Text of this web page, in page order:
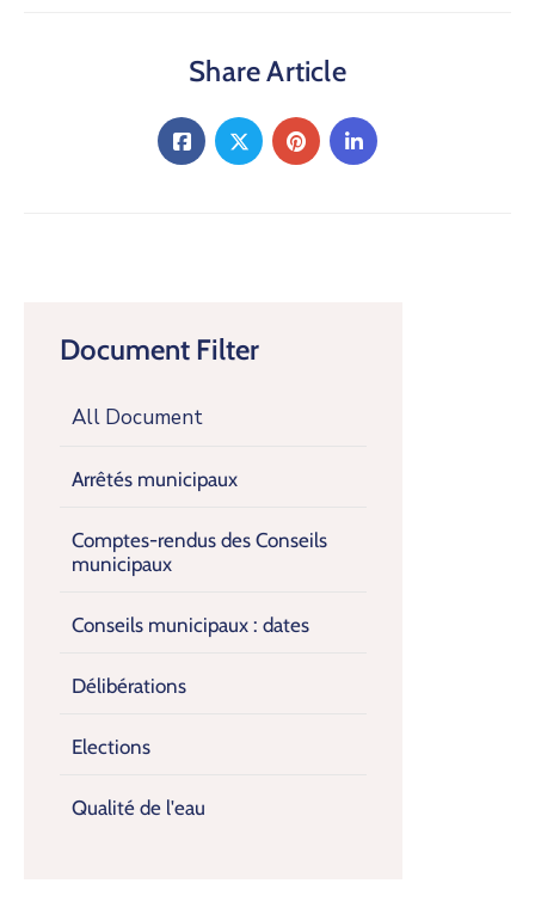
Document Filter
All Document
Arrêtés municipaux
Comptes-rendus des Conseils
municipaux
Conseils municipaux : dates
Délibérations
Elections
Qualité de l'eau
Share Article